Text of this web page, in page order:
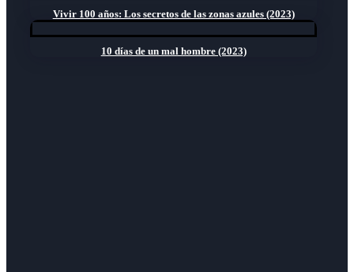
Vivir 100 años: Los secretos de las zonas azules (2023)
10 días de un mal hombre (2023)